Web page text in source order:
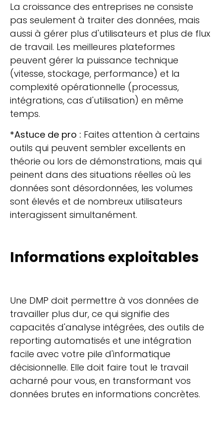
La croissance des entreprises ne consiste
pas seulement à traiter des données, mais
aussi à gérer plus d'utilisateurs et plus de flux
de travail. Les meilleures plateformes
peuvent gérer la puissance technique
(vitesse, stockage, performance) et la
complexité opérationnelle (processus,
intégrations, cas d'utilisation) en même
temps.
*Astuce de pro : Faites attention à certains
outils qui peuvent sembler excellents en
théorie ou lors de démonstrations, mais qui
peinent dans des situations réelles où les
données sont désordonnées, les volumes
sont élevés et de nombreux utilisateurs
interagissent simultanément.
Informations exploitables
Une DMP doit permettre à vos données de
travailler plus dur, ce qui signifie des
capacités d'analyse intégrées, des outils de
reporting automatisés et une intégration
facile avec votre pile d'informatique
décisionnelle. Elle doit faire tout le travail
acharné pour vous, en transformant vos
données brutes en informations concrètes.